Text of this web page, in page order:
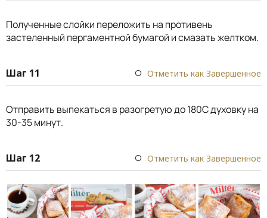
Полученные слойки переложить на противень
застеленный пергаментной бумагой и смазать желтком.
Шаг 11 Отметить как Завершенное
Отправить выпекаться в разогретую до 180С духовку на
30-35 минут.
Шаг 12 Отметить как Завершенное